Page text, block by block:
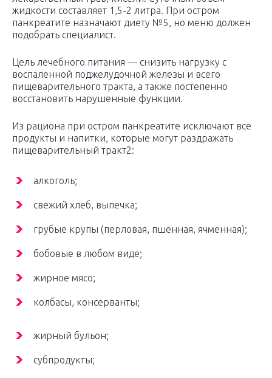
жидкости составляет 1,5-2 литра. При остром
панкреатите назначают диету №5, но меню должен
подобрать специалист.
Цель лечебного питания — снизить нагрузку с
воспаленной поджелудочной железы и всего
пищеварительного тракта, а также постепенно
восстановить нарушенные функции.
Из рациона при остром панкреатите исключают все
продукты и напитки, которые могут раздражать
пищеварительный тракт2:
алкоголь;
свежий хлеб, выпечка;
грубые крупы (перловая, пшенная, ячменная);
бобовые в любом виде;
жирное мясо;
колбасы, консерванты;
жирный бульон;
субпродукты;